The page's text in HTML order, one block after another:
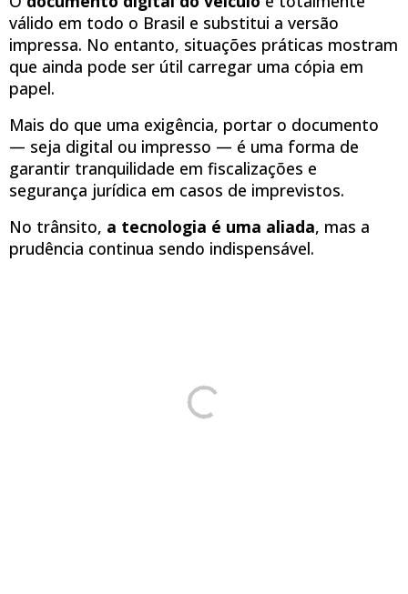
válido em todo o Brasil e substitui a versão
impressa. No entanto, situações práticas mostram
que ainda pode ser útil carregar uma cópia em
papel.
Mais do que uma exigência, portar o documento
— seja digital ou impresso — é uma forma de
garantir tranquilidade em fiscalizações e
segurança jurídica em casos de imprevistos.
No trânsito, a tecnologia é uma aliada, mas a
prudência continua sendo indispensável.